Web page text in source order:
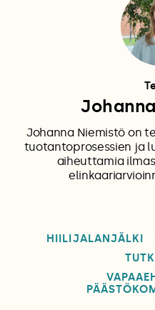
Johanna Niemistö on
tuotantoprosessien ja
aiheuttamia
HIILIJALANJÄLKI